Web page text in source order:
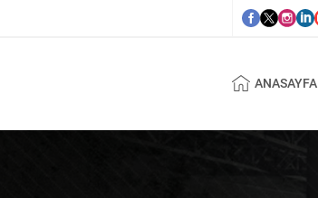
ANASAYFA